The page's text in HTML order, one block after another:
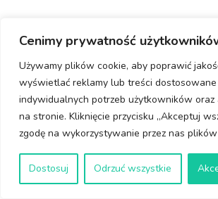
Cenimy prywatność
Używamy plików cookie, aby poprawić
wyświetlać reklamy lub treści dostosowane
indywidualnych potrzeb użytkowników oraz
na stronie. Kliknięcie przycisku „Akceptuj
zgodę na wykorzystywanie przez nas
Dostosuj Odrzuć wszystkie
© Copyright 2025 Rotary Wrocław